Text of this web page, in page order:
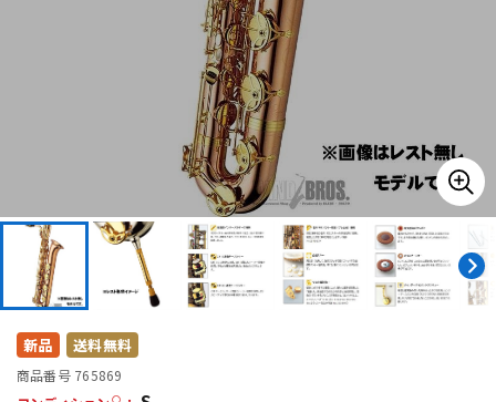
DTM
DTM オンライン納品 レコーディング機器
配信/ライブ機器
新品 送料無料
商品番号 765869